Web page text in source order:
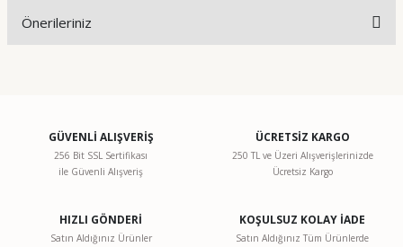
Önerileriniz
Görüş ve önerileriniz için teşekkür ederiz.
Ürün resmi kalitesiz, bozuk veya görüntülenemiyor.
Ürün bilgilerinde hatalar bulunuyor.
GÜVENLİ ALIŞVERİŞ
256 Bit SSL Sertifikası
ile Güvenli Alışveriş
ÜCRETSİZ KARGO
250 TL ve Üzeri Alışverişlerinizde
Ücretsiz Kargo
HIZLI GÖNDERİ
Satın Aldığınız Ürünler
KOŞULSUZ KOLAY İADE
Satın Aldığınız Tüm Ürünlerde